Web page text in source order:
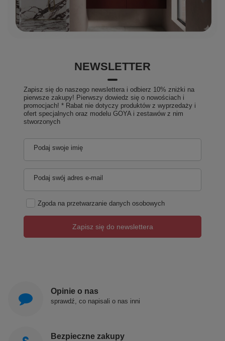
NEWSLETTER
Zapisz się do naszego newslettera i odbierz 10% zniżki na
pierwsze zakupy! Pierwszy dowiedz się o nowościach i
promocjach! * Rabat nie dotyczy produktów z wyprzedaży i
ofert specjalnych oraz modelu GOYA i zestawów z nim
stworzonych
Podaj swoje imię
Podaj swój adres e-mail
Zgoda na przetwarzanie danych osobowych
Zapisz się do newslettera
Opinie o nas
sprawdź, co napisali o nas inni
Bezpieczne zakupy